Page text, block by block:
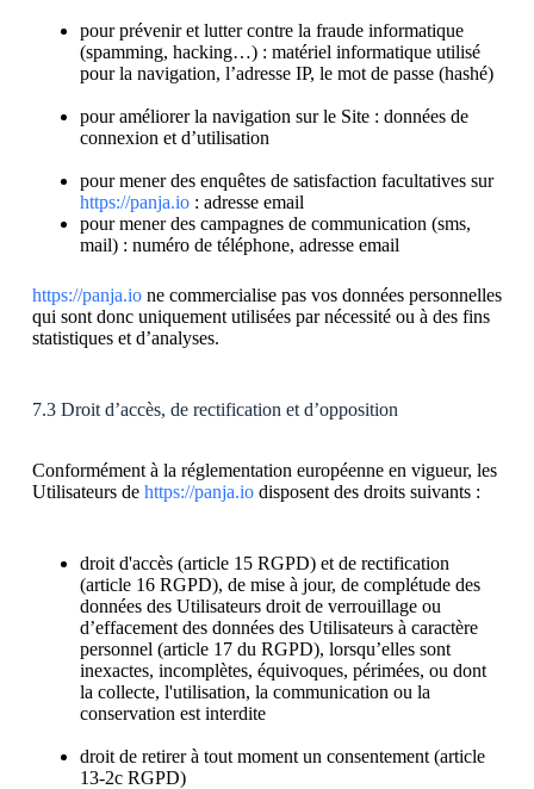
pour prévenir et lutter contre la fraude informatique
(spamming, hacking…) : matériel informatique utilisé
pour la navigation, l’adresse IP, le mot de passe (hashé)
pour améliorer la navigation sur le Site : données de
connexion et d’utilisation
pour mener des enquêtes de satisfaction facultatives sur
https://panja.io: adresse email
pour mener des campagnes de communication (sms,
mail) : numéro de téléphone, adresse email
https://panja.ione commercialise pas vos données personnelles
qui sont donc uniquement utilisées par nécessité ou à des fins
statistiques et d’analyses.
7.3 Droit d’accès, de rectification et d’opposition
Conformément à la réglementation européenne en vigueur, les
Utilisateurs de https://panja.iodisposent des droits suivants :
droit d'accès (article 15 RGPD) et de rectification
(article 16 RGPD), de mise à jour, de complétude des
données des Utilisateurs droit de verrouillage ou
d’effacement des données des Utilisateurs à caractère
personnel (article 17 du RGPD), lorsqu’elles sont
inexactes, incomplètes, équivoques, périmées, ou dont
la collecte, l'utilisation, la communication ou la
conservation est interdite
droit de retirer à tout moment un consentement (article
13-2c RGPD)